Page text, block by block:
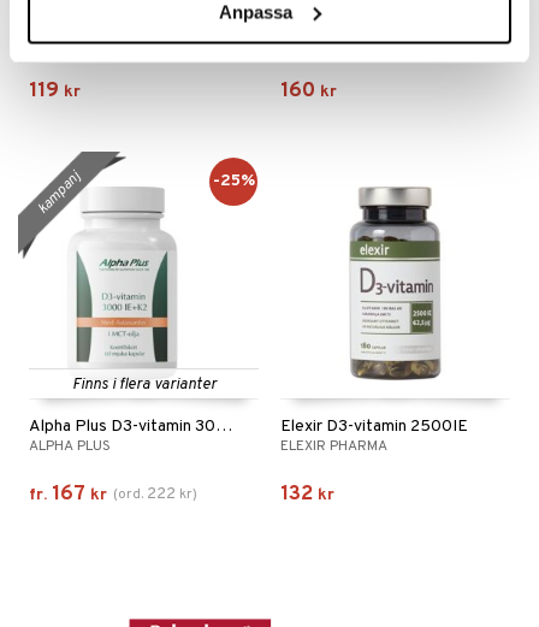
Anpassa
PUORI
119 kr
K2-vitamin
HELHETSHÄLSA
160 kr
Finns i flera varianter
Alpha Plus D3-vitamin 3000 IE + K2
ALPHA PLUS
fr. 167 kr (ord. 222 kr)
kampanj -25%
Elexir D3-vitamin 2500IE
ELEXIR PHARMA
132 kr